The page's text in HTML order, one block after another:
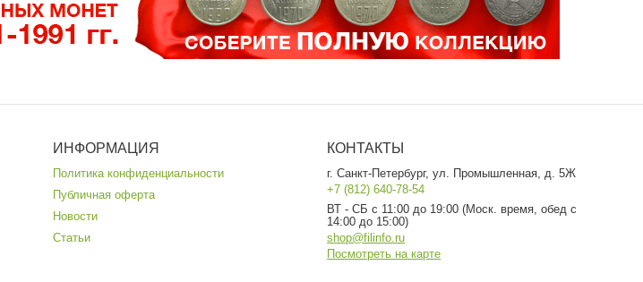
ИНФОРМАЦИЯ
Политика конфиденциальности
Публичная оферта
Новости
Статьи
КОНТАКТЫ
г. Санкт-Петербург, ул. Промышленная, д. 5Ж
+7 (812) 640-78-54
ВТ - СБ с 11:00 до 19:00 (Моск. время, обед с
14:00 до 15:00)
shop@filinfo.ru
Посмотреть на карте